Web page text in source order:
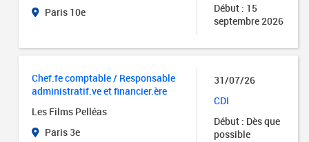
Paris 10e
Début : 15
septembre 2026
Chef.fe comptable / Responsable
administratif.ve et financier.ère
Les Films Pelléas
Paris 3e
31/07/26
CDI
Début : Dès que
possible